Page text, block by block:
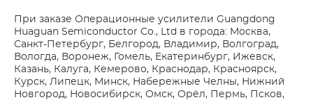
При заказе Операционные усилители Guangdong
Huaguan Semiconductor Co., Ltd в города: Москва,
Санкт-Петербург, Белгород, Владимир, Волгоград,
Вологда, Воронеж, Гомель, Екатеринбург, Ижевск,
Казань, Калуга, Кемерово, Краснодар, Красноярск,
Курск, Липецк, Минск, Набережные Челны, Нижний
Новгород, Новосибирск, Омск, Орёл, Пермь, Псков,